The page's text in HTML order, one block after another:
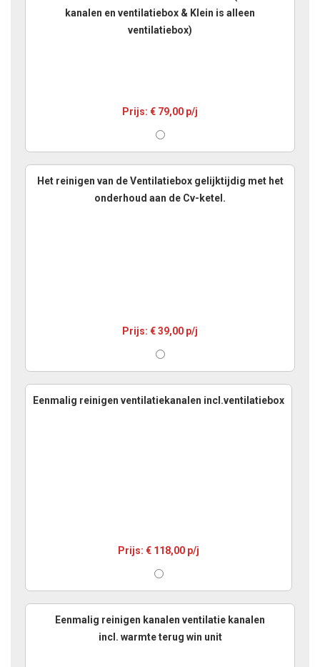
kanalen en ventilatiebox & Klein is alleen
ventilatiebox)
Prijs: € 79,00 p/j
Het reinigen van de Ventilatiebox gelijktijdig met het
onderhoud aan de Cv-ketel.
Prijs: € 39,00 p/j
Eenmalig reinigen ventilatiekanalen incl.ventilatiebox
Prijs: € 118,00 p/j
Eenmalig reinigen kanalen ventilatie kanalen
incl. warmte terug win unit